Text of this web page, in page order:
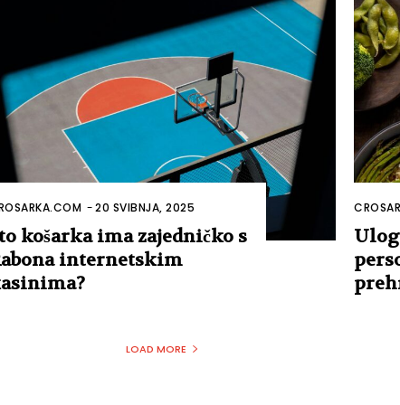
-20 SVIBNJA, 2025
košarka ima zajedničko s
internetskim
LOAD MORE